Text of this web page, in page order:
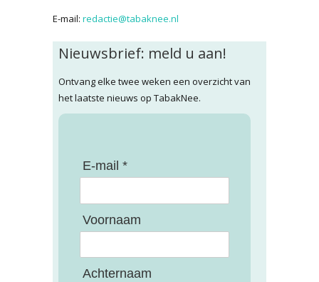
E-mail: redactie@tabaknee.nl
Nieuwsbrief: meld u aan!
Ontvang elke twee weken een overzicht van
het laatste nieuws op TabakNee.
E-mail *
Voornaam
Achternaam